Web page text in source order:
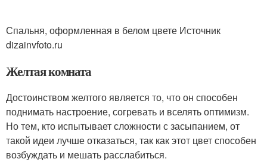
Спальня, оформленная в белом цвете Источник
dizainvfoto.ru
Желтая комната
Достоинством желтого является то, что он способен
поднимать настроение, согревать и вселять оптимизм.
Но тем, кто испытывает сложности с засыпанием, от
такой идеи лучше отказаться, так как этот цвет способен
возбуждать и мешать расслабиться.